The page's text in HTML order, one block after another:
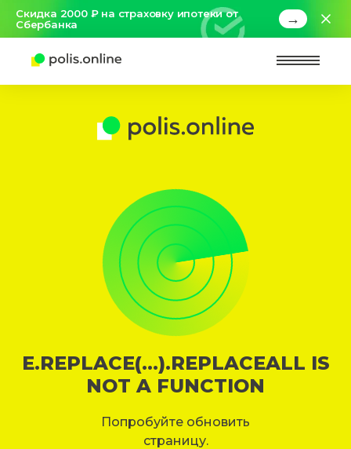
Скидка 2000 ₽ на страховку ипотеки от
Сбербанка
→
E.REPLACE(...).REPLACEALL IS
NOT A FUNCTION
Попробуйте обновить
страницу.